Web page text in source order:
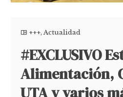
+++,Actualidad
#EXCLUSIVO
Alimentación,
UTA y varios